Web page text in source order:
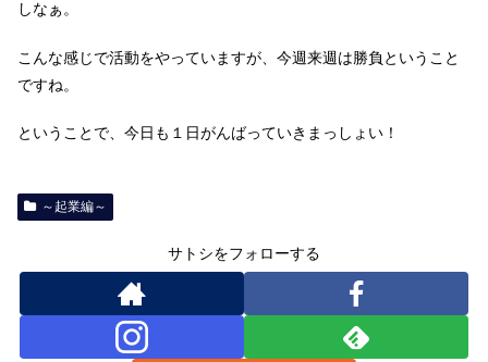
しなぁ。
こんな感じで活動をやっていますが、今週来週は勝負ということ
ですね。
ということで、今日も１日がんばっていきまっしょい！
～起業編～
サトシをフォローする